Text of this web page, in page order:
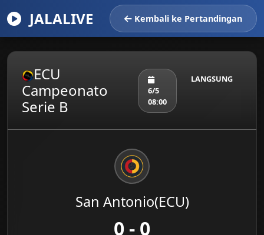
JALALIVE Kembali ke Pertandingan
ECU
Campeonato
Serie B
6/5
08:00
LANGSUNG
San Antonio(ECU)
0 - 0